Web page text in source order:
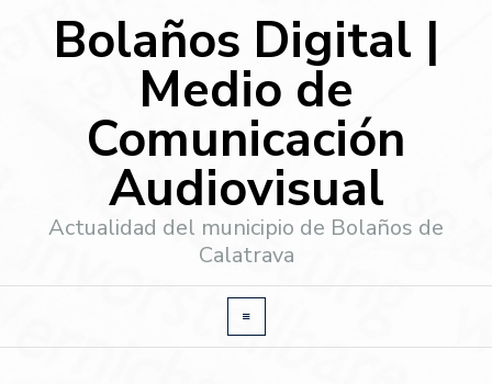
Bolaños Digital |
Medio de
Comunicación
Audiovisual
Actualidad del municipio de Bolaños de
Calatrava